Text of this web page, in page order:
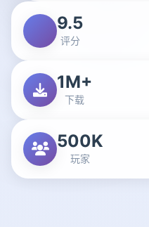
9.5
评分
1M+
下载
500K
玩家